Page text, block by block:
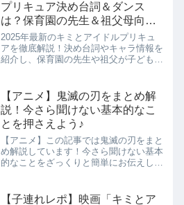
プリキュア決め台詞＆ダンス
は？保育園の先生＆祖父母向け
徹底解説
2025年最新のキミとアイドルプリキュ
アを徹底解説！決め台詞やキャラ情報を
紹介し、保育園の先生や祖父が子どもと
【アニメ】鬼滅の刃をまとめ解
説！今さら聞けない基本的なこ
とを押さえよう♪
【アニメ】この記事では鬼滅の刃をまと
め解説しています！今さら聞けない基本
的なことをざっくりと簡単にお伝えしま
【子連れレポ】映画「キミとア